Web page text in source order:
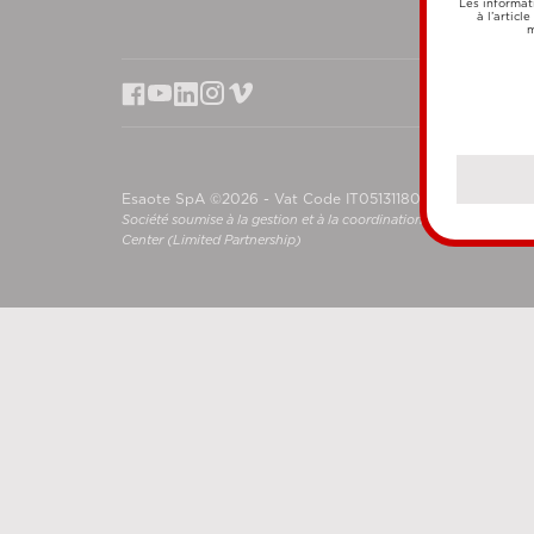
Esaote SpA ©2026 - Vat Code IT05131180969
Société soumise à la gestion et à la coordination de Shanghai
Center (Limited Partnership)
Les
à